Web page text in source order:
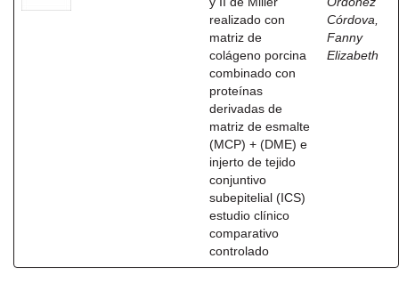
realizado con
matriz de
colágeno porcina
combinado con
proteínas
derivadas de
matriz de esmalte
(MCP) + (DME) e
injerto de tejido
conjuntivo
subepitelial (ICS)
estudio clínico
comparativo
controlado
Córdova,
Fanny
Elizabeth